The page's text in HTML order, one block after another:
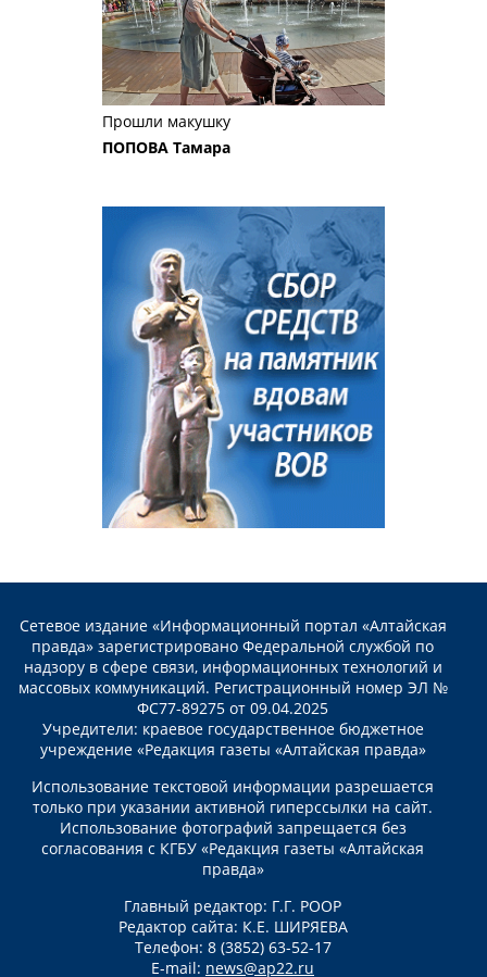
Прошли макушку
ПОПОВА Тамара
Сетевое издание «Информационный портал «Алтайская
правда» зарегистрировано Федеральной службой по
надзору в сфере связи, информационных технологий и
массовых коммуникаций. Регистрационный номер ЭЛ №
ФС77-89275 от 09.04.2025
Учредители: краевое государственное бюджетное
учреждение «Редакция газеты «Алтайская правда»
Использование текстовой информации разрешается
только при указании активной гиперссылки на сайт.
Использование фотографий запрещается без
согласования с КГБУ «Редакция газеты «Алтайская
правда»
Главный редактор: Г.Г. РООР
Редактор сайта: К.Е. ШИРЯЕВА
Телефон: 8 (3852) 63-52-17
E-mail: news@ap22.ru